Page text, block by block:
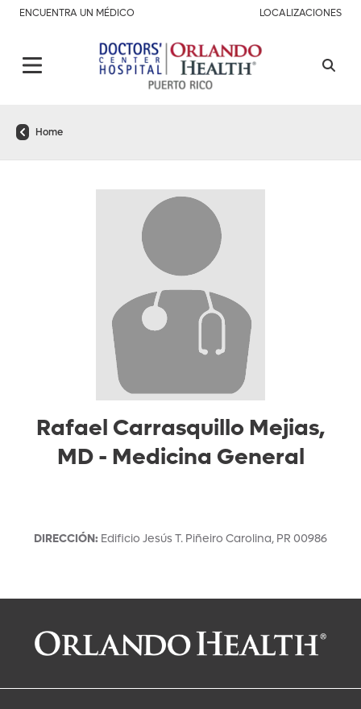
ENCUENTRA UN MÉDICO LOCALIZACIONES
Home
Rafael Carrasquillo Mejias,
MD - Medicina General
DIRECCIÓN: Edificio Jesús T. Piñeiro Carolina, PR 00986
Solicitar una cita con:
Rafael Carrasquillo Mejias, MD